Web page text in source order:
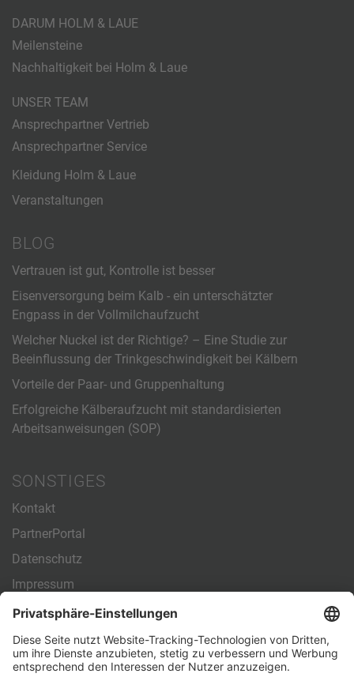
DARUM HOLM & LAUE
Meilensteine
Nachhaltigkeit bei Holm & Laue
UNSER TEAM
Ansprechpartner Vertrieb
Ansprechpartner Service
Kleidung Holm & Laue
Veranstaltungen
BLOG
Vertrauen ist gut, Kontrolle ist besser
Eisenversorgung beim Kalb - ein unterschätzter
Engpass in der Vollmilchaufzucht
Welcher Nuckel ist der Richtige? – Eine Studie zur
Beeinflussung der Trinkgeschwindigkeit bei Kälbern
Vorteile der Paar- und Gruppenhaltung
Erfolgreiche Kälberaufzucht mit standardisierten
Arbeitsanweisungen (SOP)
SONSTIGES
Kontakt
PartnerPortal
Datenschutz
Impressum
Allgemeine Geschäftsbedingungen